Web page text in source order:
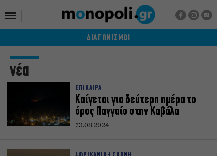
ΔΙΑΓΩΝΙΣΜΟΙ
νέα
ΕΠΙΚΑΙΡΑ
Καίγεται για δεύτερη ημέρα το
όρος Παγγαίο στην Καβάλα
23.08.2024